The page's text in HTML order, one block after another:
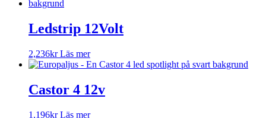
Ledstrip 12Volt
2,236kr Läs mer
Castor 4 12v
1,196kr Läs mer